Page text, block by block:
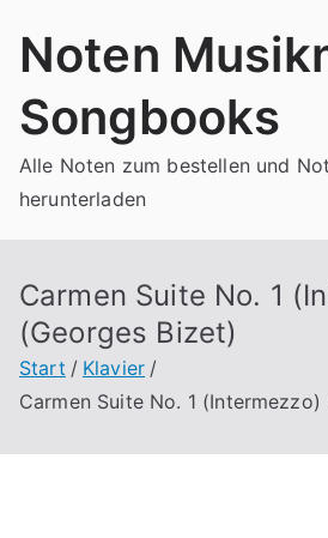
InhaltNoten
Songbooks
Alle Noten zum bestellen und
herunterladen
Carmen Suite No. 1
(Georges Bizet)
Start
Klavier
Carmen Suite No. 1 (Intermezzo)